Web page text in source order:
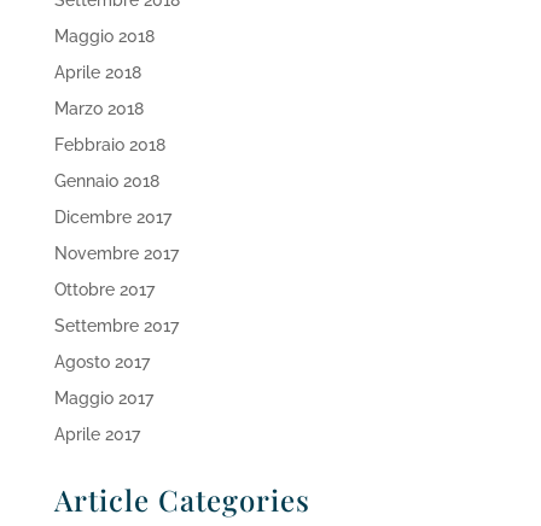
Maggio 2018
Aprile 2018
Marzo 2018
Febbraio 2018
Gennaio 2018
Dicembre 2017
Novembre 2017
Ottobre 2017
Settembre 2017
Agosto 2017
Maggio 2017
Aprile 2017
Article Categories